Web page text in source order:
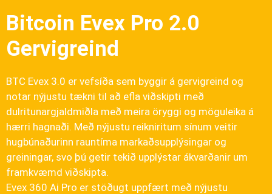
Bitcoin Evex Pro 2.0
Gervigreind
BTC Evex 3.0 er vefsíða sem byggir á gervigreind og
notar nýjustu tækni til að efla viðskipti með
dulritunargjaldmiðla með meira öryggi og möguleika á
hærri hagnaði. Með nýjustu reikniritum sínum veitir
hugbúnaðurinn rauntíma markaðsupplýsingar og
greiningar, svo þú getir tekið upplýstar ákvarðanir um
framkvæmd viðskipta.
Evex 360 Ai Pro er stöðugt uppfært með nýjustu